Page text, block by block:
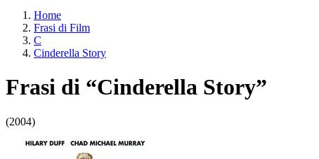
Home
Frasi di Film
C
Cinderella Story
Frasi di “Cinderella Story”
(2004)